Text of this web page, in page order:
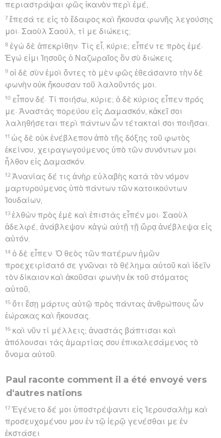
περιαστράψαι φῶς ἱκανὸν περὶ ἐμέ,
7 ἔπεσά τε εἰς τὸ ἔδαφος καὶ ἤκουσα φωνῆς λεγούσης
μοι· Σαοὺλ Σαούλ, τί με διώκεις;
8 ἐγὼ δὲ ἀπεκρίθην· Τίς εἶ, κύριε; εἶπέν τε πρὸς ἐμέ·
Ἐγώ εἰμι Ἰησοῦς ὁ Ναζωραῖος ὃν σὺ διώκεις.
9 οἱ δὲ σὺν ἐμοὶ ὄντες τὸ μὲν φῶς ἐθεάσαντο τὴν δὲ
φωνὴν οὐκ ἤκουσαν τοῦ λαλοῦντός μοι.
10 εἶπον δέ· Τί ποιήσω, κύριε; ὁ δὲ κύριος εἶπεν πρός
με· Ἀναστὰς πορεύου εἰς Δαμασκόν, κἀκεῖ σοι
λαληθήσεται περὶ πάντων ὧν τέτακταί σοι ποιῆσαι.
11 ὡς δὲ οὐκ ἐνέβλεπον ἀπὸ τῆς δόξης τοῦ φωτὸς
ἐκείνου, χειραγωγούμενος ὑπὸ τῶν συνόντων μοι
ἦλθον εἰς Δαμασκόν.
12 Ἁνανίας δέ τις ἀνὴρ εὐλαβὴς κατὰ τὸν νόμον
μαρτυρούμενος ὑπὸ πάντων τῶν κατοικούντων
Ἰουδαίων,
13 ἐλθὼν πρὸς ἐμὲ καὶ ἐπιστὰς εἶπέν μοι· Σαοὺλ
ἀδελφέ, ἀνάβλεψον· κἀγὼ αὐτῇ τῇ ὥρᾳ ἀνέβλεψα εἰς
αὐτόν.
14 ὁ δὲ εἶπεν· Ὁ θεὸς τῶν πατέρων ἡμῶν
προεχειρίσατό σε γνῶναι τὸ θέλημα αὐτοῦ καὶ ἰδεῖν
τὸν δίκαιον καὶ ἀκοῦσαι φωνὴν ἐκ τοῦ στόματος
αὐτοῦ,
15 ὅτι ἔσῃ μάρτυς αὐτῷ πρὸς πάντας ἀνθρώπους ὧν
ἑώρακας καὶ ἤκουσας.
16 καὶ νῦν τί μέλλεις; ἀναστὰς βάπτισαι καὶ
ἀπόλουσαι τὰς ἁμαρτίας σου ἐπικαλεσάμενος τὸ
ὄνομα αὐτοῦ.
Paul raconte comment il a été envoyé vers
d'autres nations
17 Ἐγένετο δέ μοι ὑποστρέψαντι εἰς Ἰερουσαλὴμ καὶ
προσευχομένου μου ἐν τῷ ἱερῷ γενέσθαι με ἐν
ἐκστάσει